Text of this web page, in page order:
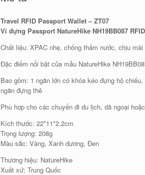
Travel RFID Passport Wallet – ZT07
Ví đựng Passport NatureHike NH19BB087
Chất liệu: XPAC nhẹ, chống thấm nước, chịu
Đặc điểm nổi bật của mẫu NatureHike
Bao gồm: 1 ngăn lớn có khóa kéo đựng hộ
ngăn đựng thẻ
Phù hợp cho các chuyến đi du lịch, dã ngoại
Kích thước: 22*11*2.2cm
Trọng lượng: 208g
Màu sắc: Vàng, Xanh dương, Đen
Thương hiệu: NatureHike
Xuất xứ: Trung Quốc